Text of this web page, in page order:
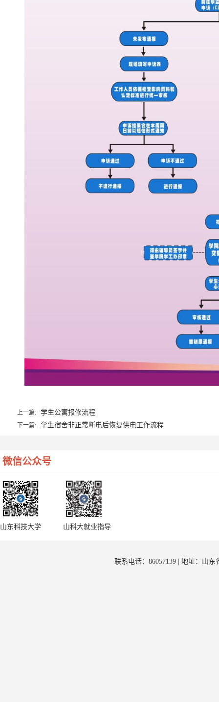
上一篇: 学生公寓报修流程
下一篇: 学生宿舍非正常断电后恢复供电工作流程
微信公众号
山东科技大学 山科大就业指导
联系电话：86057139 | 地址：山